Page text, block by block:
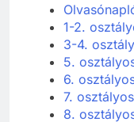
1-2.
3-4.
5.
6.
7.
8.